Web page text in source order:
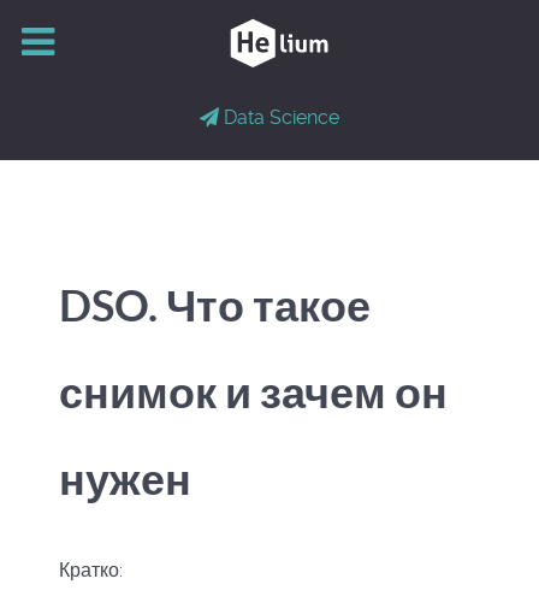
Data Science
DSO. Что такое
снимок и зачем он
нужен
Кратко: